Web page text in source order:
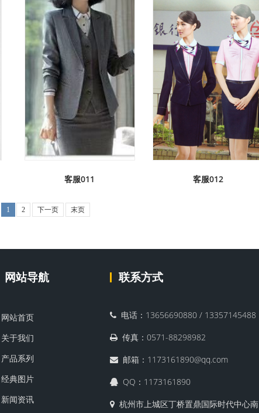
客服011 客服012
1 2 下一页 末页
网站导航
网站首页
关于我们
产品系列
经典图片
新闻资讯
联系方式
电话：13656690880 / 13357145488
传真：0571-88298982
邮箱：1173161890@qq.com
QQ：1173161890
杭州市上城区丁桥置鼎国际时代中心南